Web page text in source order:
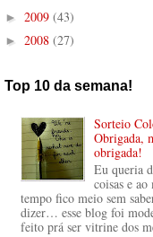
► 2009 (43)
► 2008 (27)
Top 10 da semana!
Sorteio
Obrigada,
obrigada!
Eu queria
coisas e ao
tempo fico meio sem
dizer… esse blog foi
feito prá ser vitrine dos